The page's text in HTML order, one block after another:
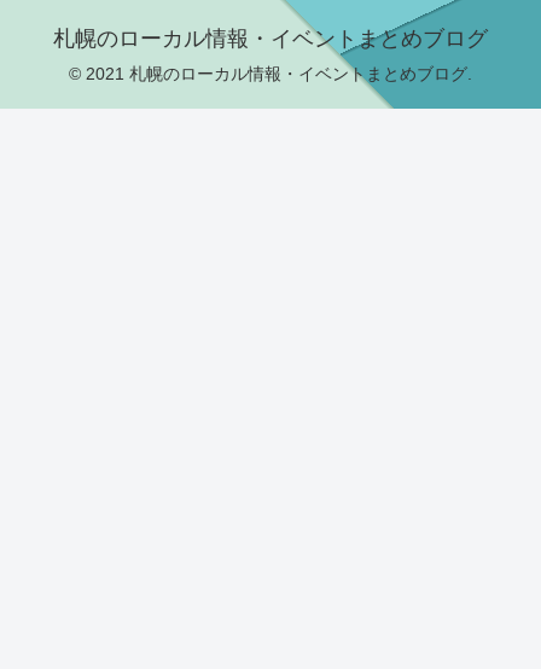
札幌のローカル情報・イベントまとめブログ
© 2021 札幌のローカル情報・イベントまとめブログ.